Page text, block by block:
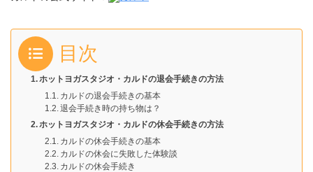
目次
ホットヨガスタジオ・カルドの退会手続きの方法
カルドの退会手続きの基本
退会手続き時の持ち物は？
ホットヨガスタジオ・カルドの休会手続きの方法
カルドの休会手続きの基本
カルドの休会に失敗した体験談
カルドの休会手続き